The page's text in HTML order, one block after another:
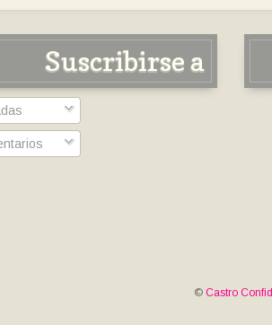
Suscribirse a
© Castro